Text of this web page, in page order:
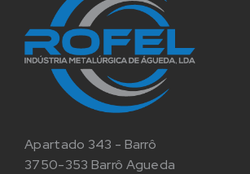
Apartado 343 - Barrô
3750-353 Barrô Agueda